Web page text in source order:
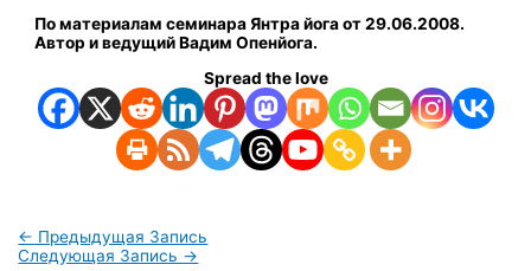
По материалам семинара Янтра йога от 29.06.2008.
Автор и ведущий Вадим Опенйога.
Spread the love
← Предыдущая Запись
Следующая Запись →